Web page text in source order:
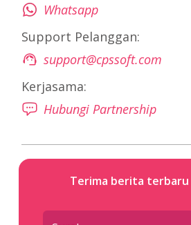
Whatsapp
Support Pelanggan:
support@cpssoft.com
Kerjasama:
Hubungi Partnership
Terima berita terbaru